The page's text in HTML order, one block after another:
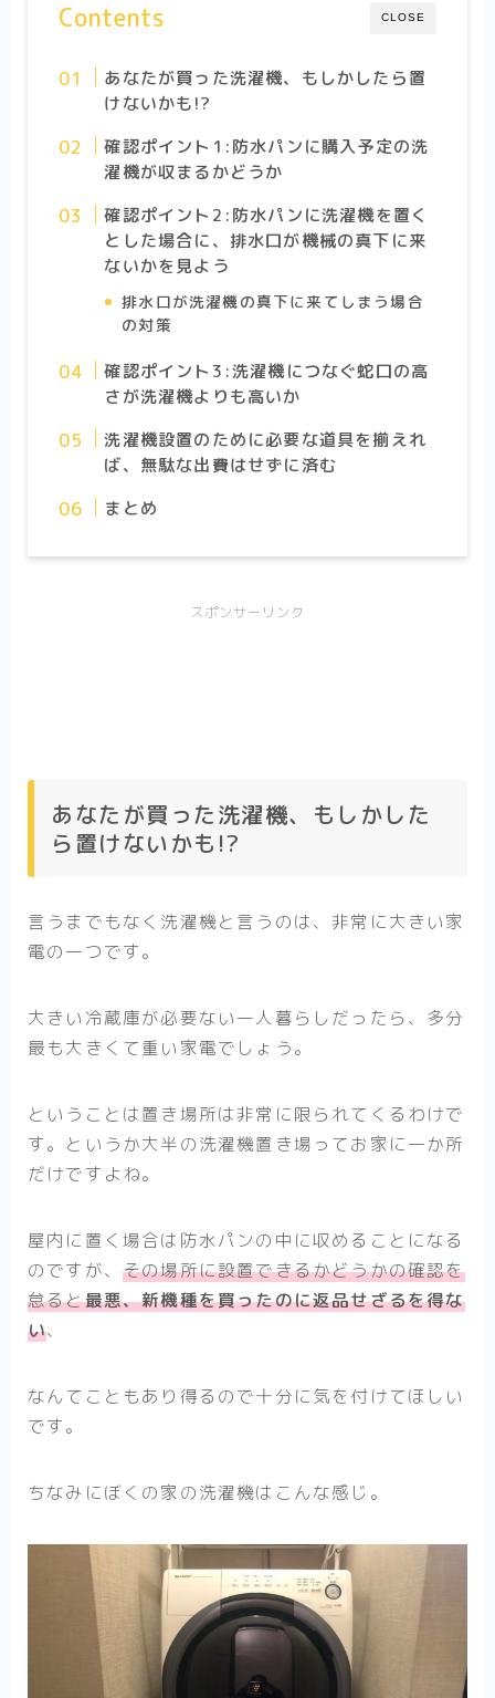
CLOSE
Contents
あなたが買った洗濯機、もしかしたら置
けないかも!?
確認ポイント1:防水パンに購入予定の洗
濯機が収まるかどうか
確認ポイント2:防水パンに洗濯機を置く
とした場合に、排水口が機械の真下に来
ないかを見よう
排水口が洗濯機の真下に来てしまう場合
の対策
確認ポイント3:洗濯機につなぐ蛇口の高
さが洗濯機よりも高いか
洗濯機設置のために必要な道具を揃えれ
ば、無駄な出費はせずに済む
まとめ
スポンサーリンク
あなたが買った洗濯機、もしかした
ら置けないかも!?
言うまでもなく洗濯機と言うのは、非常に大きい家
電の一つです。
大きい冷蔵庫が必要ない一人暮らしだったら、多分
最も大きくて重い家電でしょう。
ということは置き場所は非常に限られてくるわけで
す。というか大半の洗濯機置き場ってお家に一か所
だけですよね。
屋内に置く場合は防水パンの中に収めることになる
のですが、 その場所に設置できるかどうかの確認を
怠ると最悪、新機種を買ったのに返品せざるを得な
い、
なんてこともあり得るので十分に気を付けてほしい
です。
ちなみにぼくの家の洗濯機はこんな感じ。